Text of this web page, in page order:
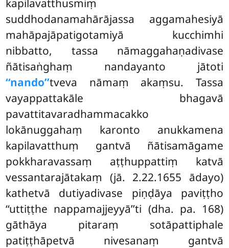
suddhodanamahārājassa aggamahesiyā
mahāpajāpatigotamiyā kucchimhi
nibbatto, tassa nāmaggahaṇadivase
ñātisaṅghaṃ nandayanto jātoti
‘‘nando’’tveva nāmaṃ akaṃsu. Tassa
vayappattakāle bhagavā
pavattitavaradhammacakko
lokānuggahaṃ karonto anukkamena
kapilavatthuṃ gantvā ñātisamāgame
pokkharavassaṃ aṭṭhuppattiṃ katvā
vessantarajātakaṃ (jā. 2.22.1655 ādayo)
kathetvā dutiyadivase piṇḍāya paviṭṭho
‘‘uttiṭṭhe nappamajjeyyā’’ti (dha. pa. 168)
gāthāya pitaraṃ sotāpattiphale
patiṭṭhāpetvā nivesanaṃ gantvā